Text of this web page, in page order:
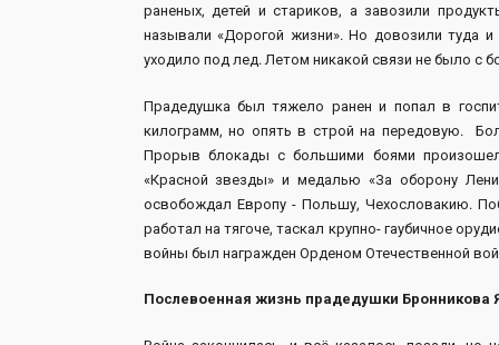
раненых, детей и стариков, а завозили
называли «Дорогой жизни». Но довозили туда
уходило под лед. Летом никакой связи не было с
Прадедушка был тяжело ранен и попал в
килограмм, но опять в строй на передовую.
Прорыв блокады с большими боями
«Красной звезды» и медалью «За оборону
освобождал Европу - Польшу, Чехословакию.
работал на тягоче, таскал крупно- гаубичное
войны был награжден Орденом Отечественной
Послевоенная жизнь прадедушки Бронникова